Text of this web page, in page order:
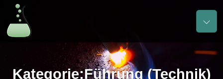
Kategorie:Führung (Technik)